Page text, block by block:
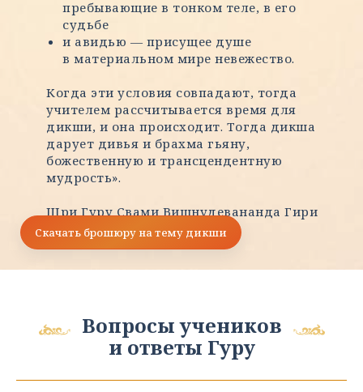
пребывающие в тонком теле, в его
судьбе
и авидью — присущее душе
в материальном мире невежество.
Когда эти условия совпадают, тогда
учителем рассчитывается время для
дикши, и она происходит. Тогда дикша
дарует дивья и брахма гьяну,
божественную и трансцендентную
мудрость».
Шри Гуру Свами Вишнудевананда Гири
Махарадж
Скачать брошюру на тему дикши
Вопросы учеников
и ответы Гуру